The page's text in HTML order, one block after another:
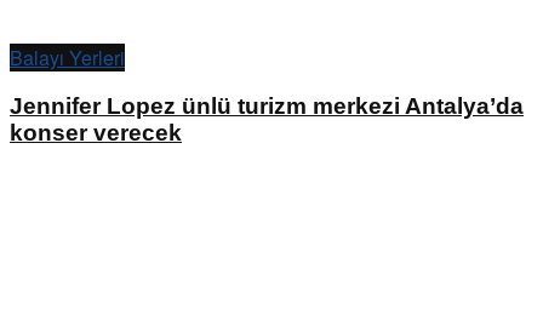
Balayı Yerleri
Jennifer Lopez ünlü turizm merkezi Antalya’da
konser verecek